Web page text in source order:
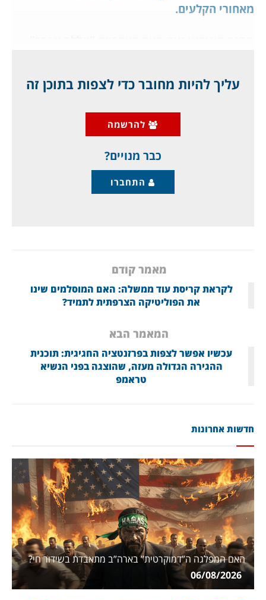
מאחורי הקלעים.
שוטרים בלבוש אזרחי הגיעו לזירה, ונטרלו אותו,
תוך שהם יורים בו למוות. דרישות כמו "הוראות
פתיחה באש", זה נועד לישראל, לא להם. הם
עליך להיות מחובר כדי לצפות בתוכן זה
להרשמה
כבר מנויים?
התחברו
מאמר קודם
לקראת קריסת עוד ממשלה: האם המוסלמים שינו
את הפוליטיקה הצרפתית לתמיד?
המאמר הבא
עכשיו אפשר לצפות בפרזנטציה החגיגית: תוכנית
ההגירה הגדולה מעזה, שהוצגה בפני הנשיא
טראמפ
חדשות אחרונות
האם המפלגה ה”דמוקרטית” בארה”ב מתאבדת בשידור חי?
06/08/2026